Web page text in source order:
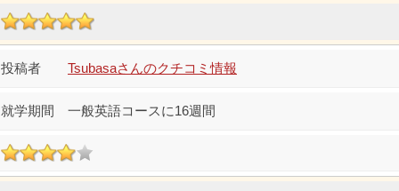
Tsubasaさんのクチコミ情報
一般英語コースに16週間